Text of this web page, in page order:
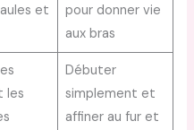
et
pour donner vie
aux bras
les
Débuter
simplement et
affiner au fur et